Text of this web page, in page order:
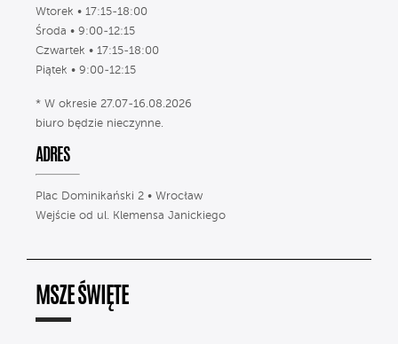
Wtorek • 17:15-18:00
Środa • 9:00-12:15
Czwartek • 17:15-18:00
Piątek • 9:00-12:15
* W okresie 27.07-16.08.2026
biuro będzie nieczynne.
ADRES
Plac Dominikański 2 • Wrocław
Wejście od ul. Klemensa Janickiego
MSZE ŚWIĘTE